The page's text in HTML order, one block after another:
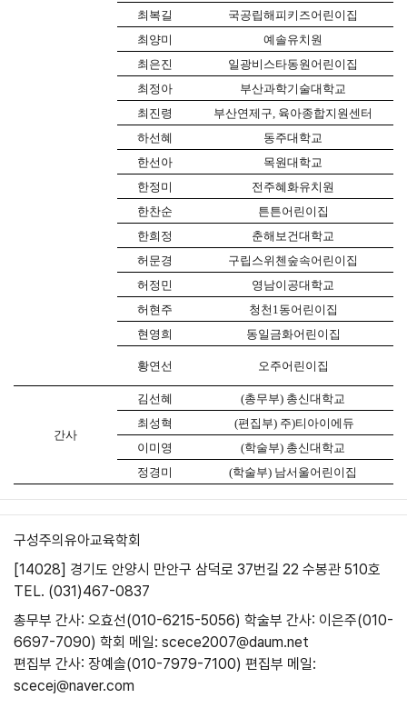
최복길
국공립해피키즈어린이집
최양미
예솔유치원
최은진
일광비스타동원어린이집
최정아
부산과학기술대학교
최진령
부산연제구, 육아종합지원센터
하선혜
동주대학교
한선아
목원대학교
한정미
전주혜화유치원
한찬순
튼튼어린이집
한희정
춘해보건대학교
허문경
구립스위첸숲속어린이집
허정민
영남이공대학교
허현주
청천 1동어린이집
현영희
동일금화어린이집
황연선 오주어린이집
간사
김선혜 (총무부) 총신대학교
최성혁
(편집부) 주)티아이에듀
이미영
(학술부) 총신대학교
정경미
(학술부) 남서울어린이집
구성주의유아교육학회
[14028] 경기도 안양시 만안구 삼덕로 37번길 22 수봉관 510호
TEL. (031)467-0837
총무부 간사: 오효선(010-6215-5056) 학술부 간사: 이은주(010-
6697-7090) 학회 메일: scece2007@daum.net
편집부 간사: 장예솔(010-7979-7100) 편집부 메일:
scecej@naver.com